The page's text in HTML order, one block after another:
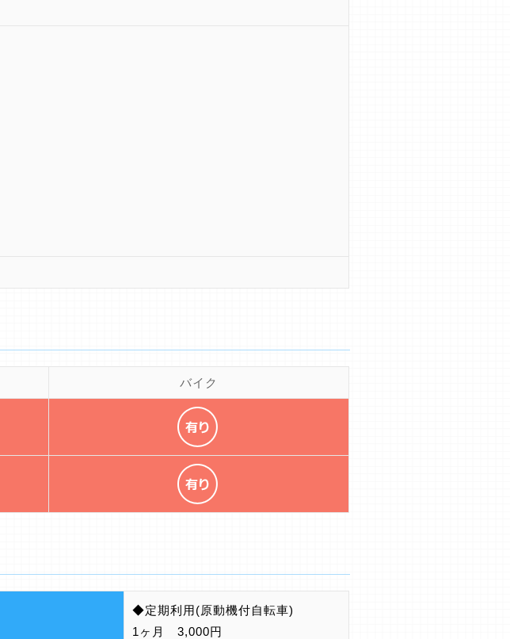
バイク
◆定期利用(原動機付自転車)
1ヶ月 3,000円